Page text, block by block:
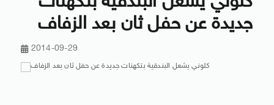
جديدة عن حفل ثان بعد الزفاف
2014-09-29